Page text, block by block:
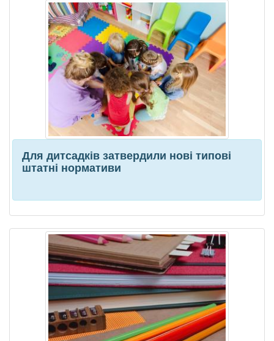
Для дитсадків затвердили нові типові
штатні нормативи